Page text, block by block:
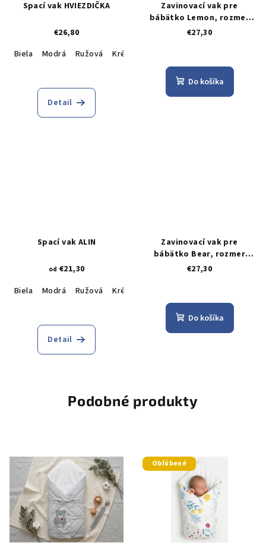
Spací vak HVIEZDIČKA
€26,80
Biela
Modrá Ružová Krémová
Detail
Zavinovací vak pre
bábätko Lemon, rozmer
28x53
€27,30
Do košíka
Spací vak ALIN
od €21,30
Biela
Modrá Ružová Krémová
Detail
Zavinovací vak pre
bábätko Bear, rozmer
28x53
€27,30
Do košíka
Podobné produkty
Obľúbené